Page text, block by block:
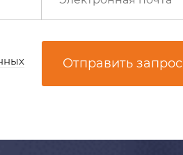
Отправить запрос